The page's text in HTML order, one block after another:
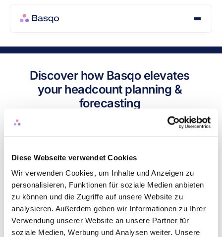
Diese Webseite verwendet Cookies
Wir verwenden Cookies, um Inhalte und Anzeigen zu
personalisieren, Funktionen für soziale Medien anbieten
zu können und die Zugriffe auf unsere Website zu
analysieren. Außerdem geben wir Informationen zu Ihrer
Verwendung unserer Website an unsere Partner für
soziale Medien, Werbung und Analysen weiter. Unsere
Discover how Basqo elevates
your headcount planning &
forecasting
- one single
✔️ Automate tasks and reduce errors - plan more
strategically
Leading companies trust Basqo